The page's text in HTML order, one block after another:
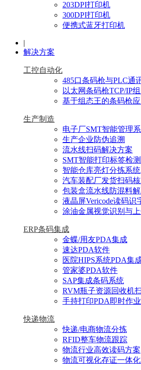
203DPI打印机
300DPI打印机
便携式蓝牙打印机
|
解决方案
工控自动化
485口条码枪与PLC通
以太网条码枪TCP/IP组
基于组态王的条码枪应
生产制造
电子厂SMT智能管理
生产企业防伪追溯
流水线扫码解决方案
SMT智能打印标签检
智能仓库亮灯分拣系统
汽车装配厂发货扫码
包装盒流水线防混料
液晶屏Vericode读码识
涂油金属视觉识别与
ERP条码集成
金蝶/用友PDA集成
速达PDA软件
医院HIPS系统PDA集
管家婆PDA软件
SAP集成条码系统
RVM瓶子资源回收机
手持打印PDA即时作
快递物流
快递/电商物流分拣
RFID整车物流跟踪
物流行业高效读码方案
物流可视化存证一体